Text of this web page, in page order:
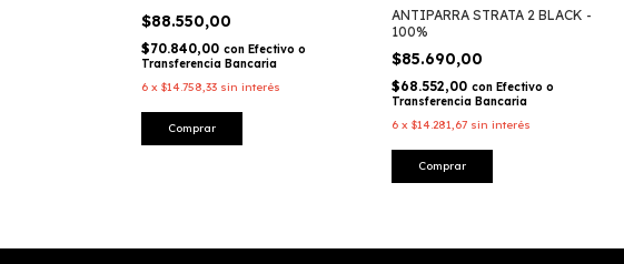
$88.550,00
$70.840,00 con Efectivo o
Transferencia Bancaria
6 x $14.758,33 sin interés
ANTIPARRA STRATA 2 BLACK -
100%
$85.690,00
$68.552,00 con Efectivo o
Transferencia Bancaria
6 x $14.281,67 sin interés